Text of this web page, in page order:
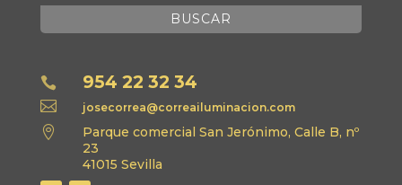
BUSCAR
 954 22 32 34
 josecorrea@correailuminacion.com

Parque comercial San Jerónimo, Calle B, nº
23
41015 Sevilla